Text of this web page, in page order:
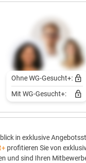
Ohne WG-Gesucht+:
Mit WG-Gesucht+:
in exklusive
profitieren Sie von
und sind Ihren